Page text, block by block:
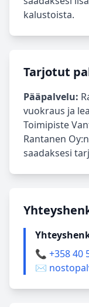
kalustoista.
Tarjotut
Pääpalvelu:
vuokraus ja
Toimipiste
Rantanen
saadaksesi
📞 +358 40
✉️